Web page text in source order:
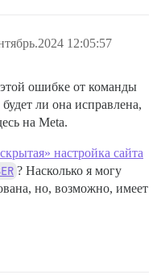
12:05:57
ошибке от команды
ли она исправлена,
на Meta.
настройка сайта
? Насколько я могу
но, возможно, имеет